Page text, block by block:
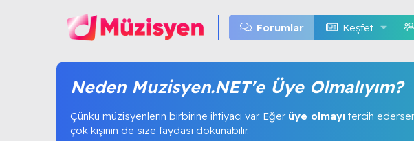
Forumlar Keşfet
Neden Muzisyen.NET'e Üye Olmalıyım?
Çünkü müzisyenlerin birbirine ihtiyacı var. Eğer üye olmayı tercih
çok kişinin de size faydası dokunabilir.